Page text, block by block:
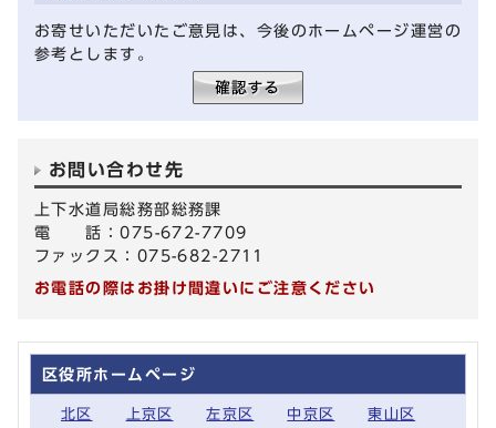
お寄せいただいたご意見は、今後のホームページ運営の
参考とします。
お問い合わせ先
上下水道局総務部総務課
電 話：075-672-7709
ファックス：075-682-2711
お電話の際はお掛け間違いにご注意ください
区役所ホームページ
北区 上京区 左京区 中京区 東山区